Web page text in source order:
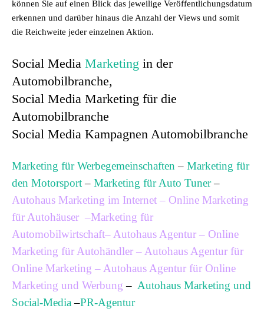
können Sie auf einen Blick das jeweilige Veröffentlichungsdatum
erkennen und darüber hinaus die Anzahl der Views und somit
die Reichweite jeder einzelnen Aktion.
Social Media Marketing in der
Automobilbranche,
Social Media Marketing für die
Automobilbranche
Social Media Kampagnen Automobilbranche
Marketing für Werbegemeinschaften – Marketing für
den Motorsport– Marketing für Auto Tuner–
Autohaus Marketing im Internet – Online Marketing
für Autohäuser –Marketing für
Automobilwirtschaft– Autohaus Agentur – Online
Marketing für Autohändler – Autohaus Agentur für
Online Marketing – Autohaus Agentur für Online
Marketing und Werbung – Autohaus Marketing und
Social-Media –PR-Agentur